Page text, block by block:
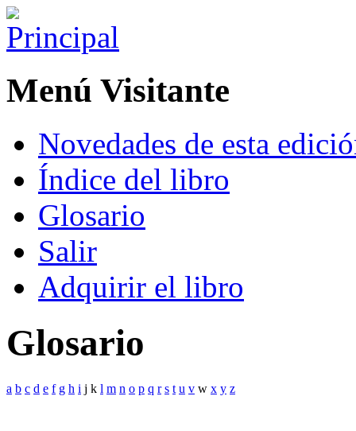
Menú Visitante
Novedades de esta
Índice del libro
Glosario
Salir
Adquirir el libro
Glosario
a b c d e f g h i j k l m n o p q r s t u v w x y z